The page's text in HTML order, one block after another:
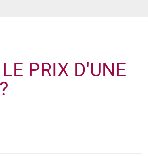
PRIX D'UNE